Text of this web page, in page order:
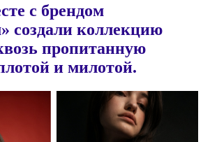
с брендом
создали коллекцию
пропитанную
и милотой.